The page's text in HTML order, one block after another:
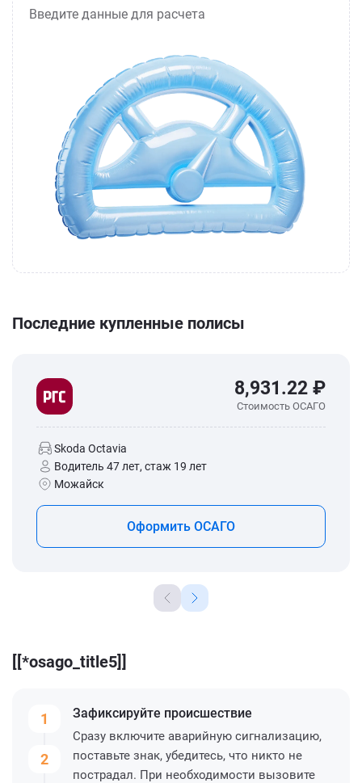
Введите данные для расчета
Последние купленные полисы
8,931.22 ₽
Стоимость ОСАГО
Skoda Octavia
Водитель 47 лет, стаж 19 лет
Можайск
Оформить ОСАГО
[[*osago_title5]]
1
2
Зафиксируйте происшествие
Сразу включите аварийную сигнализацию,
поставьте знак, убедитесь, что никто не
пострадал. При необходимости вызовите